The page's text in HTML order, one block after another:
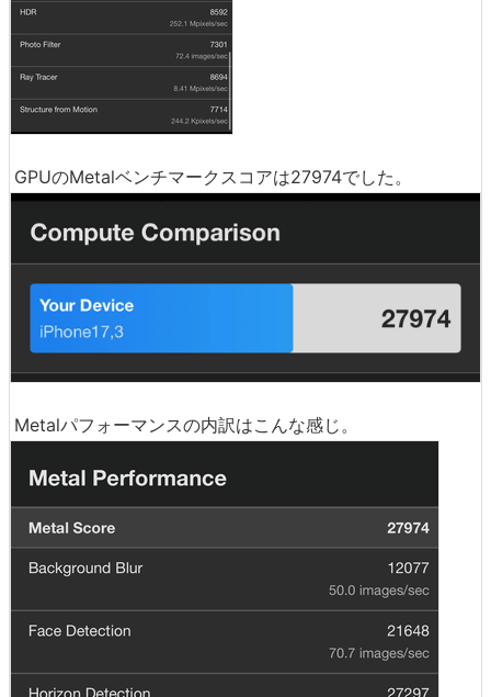
GPUのMetalベンチマークスコアは27974でした。
Metalパフォーマンスの内訳はこんな感じ。